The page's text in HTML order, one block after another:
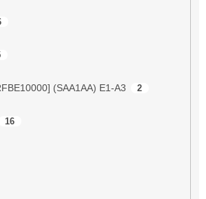
(SAA1AA) E1-A3 2
16